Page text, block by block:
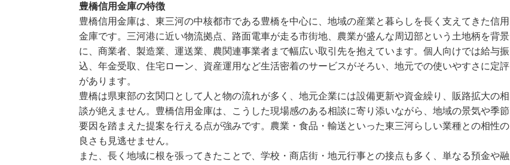
豊橋信用金庫の特徴
豊橋信用金庫は、東三河の中核都市である豊橋を中心に、地域の産業と暮らしを長く支えてきた信用
金庫です。三河港に近い物流拠点、路面電車が走る市街地、農業が盛んな周辺部という土地柄を背景
に、商業者、製造業、運送業、農関連事業者まで幅広い取引先を抱えています。個人向けでは給与振
込、年金受取、住宅ローン、資産運用など生活密着のサービスがそろい、地元での使いやすさに定評
があります。
豊橋は県東部の玄関口として人と物の流れが多く、地元企業には設備更新や資金繰り、販路拡大の相
談が絶えません。豊橋信用金庫は、こうした現場感のある相談に寄り添いながら、地域の景気や季節
要因を踏まえた提案を行える点が強みです。農業・食品・輸送といった東三河らしい業種との相性の
良さも見逃せません。
また、長く地域に根を張ってきたことで、学校・商店街・地元行事との接点も多く、単なる預金や融